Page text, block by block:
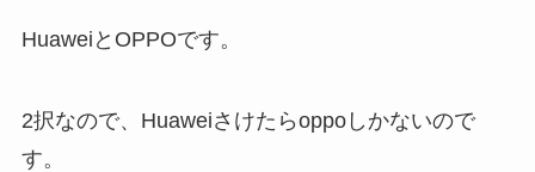
HuaweiとOPPOです。
2択なので、Huaweiさけたらoppoしかないので
す。